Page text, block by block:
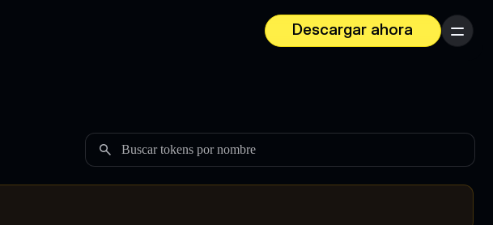
Descargar ahora
Menú
Buscar tokens por nombre